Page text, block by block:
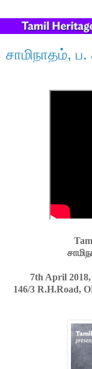
சாமிநாதம்,
7th April
146/3 R.H.Road,